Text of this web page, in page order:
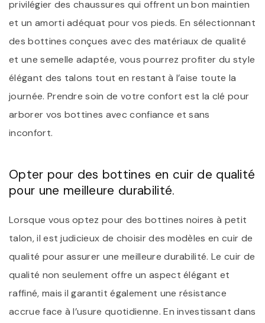
privilégier des chaussures qui offrent un bon maintien
et un amorti adéquat pour vos pieds. En sélectionnant
des bottines conçues avec des matériaux de qualité
et une semelle adaptée, vous pourrez profiter du style
élégant des talons tout en restant à l’aise toute la
journée. Prendre soin de votre confort est la clé pour
arborer vos bottines avec confiance et sans
inconfort.
Opter pour des bottines en cuir de qualité
pour une meilleure durabilité.
Lorsque vous optez pour des bottines noires à petit
talon, il est judicieux de choisir des modèles en cuir de
qualité pour assurer une meilleure durabilité. Le cuir de
qualité non seulement offre un aspect élégant et
raffiné, mais il garantit également une résistance
accrue face à l’usure quotidienne. En investissant dans